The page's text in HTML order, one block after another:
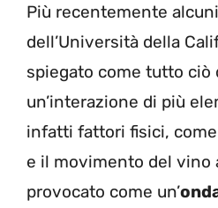
Più recentemente
dell’Università della
spiegato come tutto ciò
un’interazione di più
infatti fattori fisici,
e il movimento del vino
provocato come un’